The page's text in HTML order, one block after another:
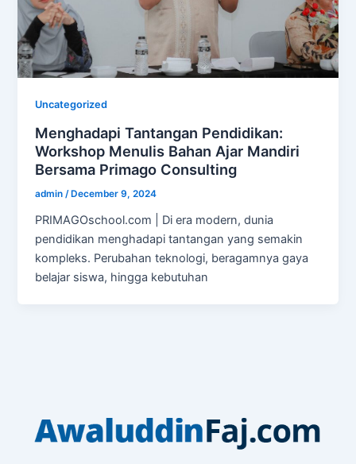
Uncategorized
Menghadapi Tantangan Pendidikan:
Workshop Menulis Bahan Ajar Mandiri
Bersama Primago Consulting
admin/ December 9, 2024
PRIMAGOschool.com | Di era modern, dunia
pendidikan menghadapi tantangan yang semakin
kompleks. Perubahan teknologi, beragamnya gaya
belajar siswa, hingga kebutuhan